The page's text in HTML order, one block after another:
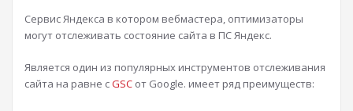
Сервис Яндекса в котором вебмастера, оптимизаторы
могут отслеживать состояние сайта в ПС Яндекс.
Является один из популярных инструментов отслеживания
сайта на равне сGSC от Google. имеет ряд преимуществ: